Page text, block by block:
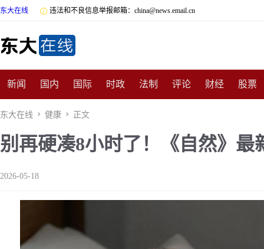
东大在线  违法和不良信息举报邮箱：china@news.email.cn
新闻 国内 国际 时政 法制 评论 财经 股票
数码 民俗 招商
非遗 公益 娱乐 游戏 影视 明星 时尚 体育
东大在线  健康  正文
别再硬凑8小时了！《自然》最
2026-05-18